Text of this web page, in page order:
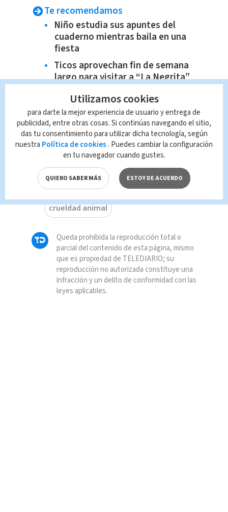
Te recomendamos
Niño estudia sus apuntes del
cuaderno mientras baila en una
fiesta
Ticos aprovechan fin de semana
largo para visitar a “La Negrita”
Cofundador de Google se
divorcia tras revelarse aventura
entre su esposa y Elon Musk
Atención: Ruta 27 tendrá carril
reversible este lunes
TAGS RELACIONADOS:
crueldad animal
Queda prohibida la reproducción total o
parcial del contenido de esta página, mismo
que es propiedad de TELEDIARIO; su
reproducción no autorizada constituye una
infracción y un delito de conformidad con las
leyes aplicables.
Utilizamos cookies
para darte la mejor experiencia de usuario y entrega de
publicidad, entre otras cosas. Si continúas navegando el sitio,
das tu consentimiento para utilizar dicha tecnología, según
nuestra Política de cookies . Puedes cambiar la configuración
en tu navegador cuando gustes.
QUIERO SABER MÁS ESTOY DE ACUERDO